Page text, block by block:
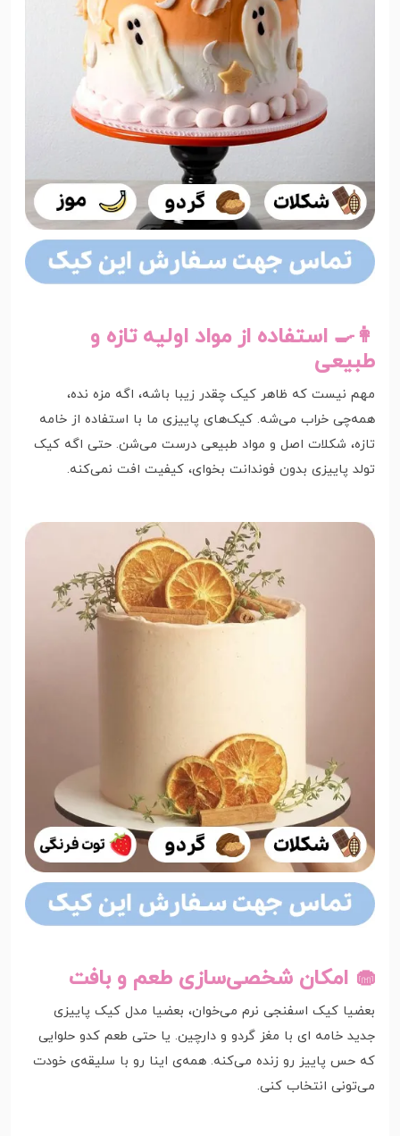
👩‍🍳 استفاده از مواد اولیه تازه و
طبیعی
مهم نیست که ظاهر کیک چقدر زیبا باشه، اگه مزه نده،
همه‌چی خراب می‌شه. کیک‌های پاییزی ما با استفاده از خامه
تازه، شکلات اصل و مواد طبیعی درست می‌شن. حتی اگه کیک
تولد پاییزی بدون فوندانت بخوای، کیفیت افت نمی‌کنه.
🧁 امکان شخصی‌سازی طعم و بافت
بعضیا کیک اسفنجی نرم می‌خوان، بعضیا مدل کیک پاییزی
جدید خامه ای با مغز گردو و دارچین. یا حتی طعم کدو حلوایی
که حس پاییز رو زنده می‌کنه. همه‌ی اینا رو با سلیقه‌ی خودت
می‌تونی انتخاب کنی.